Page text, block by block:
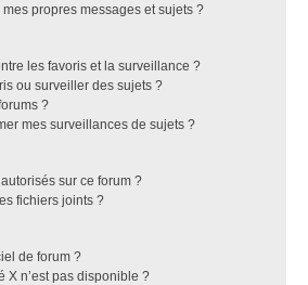
propres messages et sujets ?
les favoris et la surveillance ?
ou surveiller des sujets ?
?
mes surveillances de sujets ?
sur ce forum ?
fichiers joints ?
de forum ?
X n’est pas disponible ?